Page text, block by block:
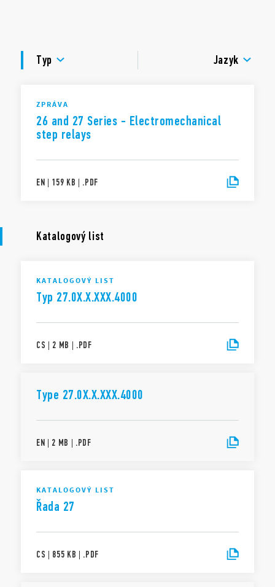
SCHVÁLENÍ
Typ
Jazyk
ZPRÁVA
26 and 27 Series - Electromechanical
step relays
EN | 159 KB | .PDF
Katalogový list
KATALOGOVÝ LIST
Typ 27.0X.X.XXX.4000
CS | 2 MB | .PDF
Type 27.0X.X.XXX.4000
EN | 2 MB | .PDF
KATALOGOVÝ LIST
Řada 27
CS | 855 KB | .PDF